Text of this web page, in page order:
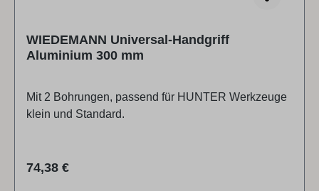
WIEDEMANN Universal-Handgriff
Aluminium 300 mm
Mit 2 Bohrungen, passend für HUNTER Werkzeuge
klein und Standard.
Regulärer Preis:
74,38 €